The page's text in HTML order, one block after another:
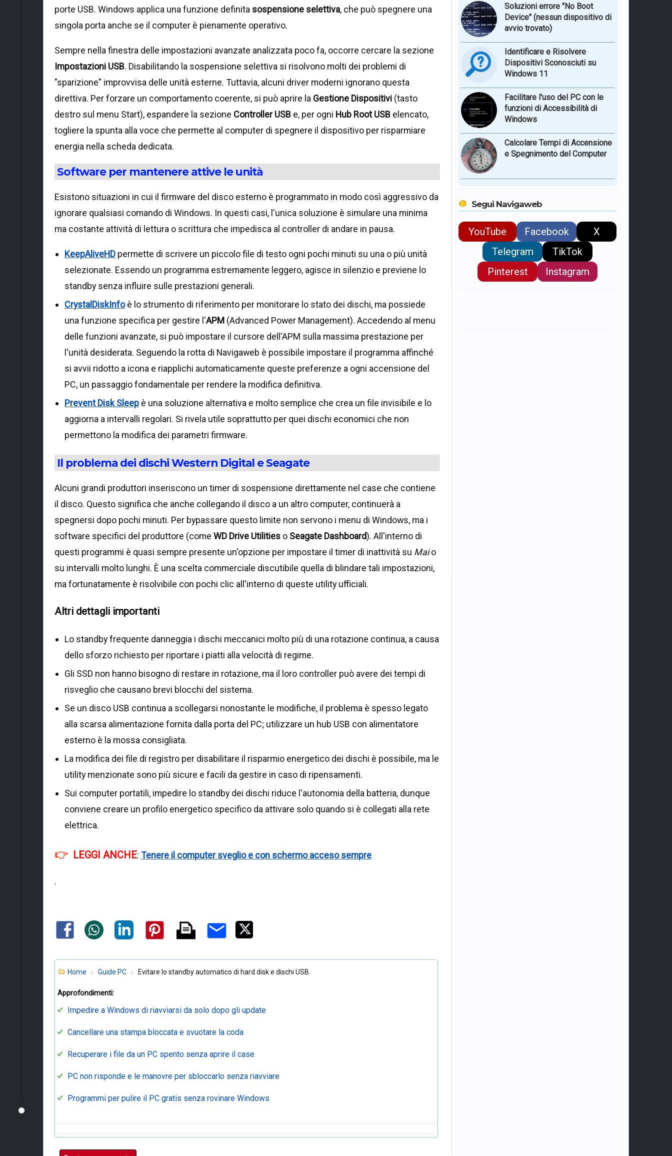
porte USB. Windows applica una funzione definita sospensione selettiva, che può spegnere una
singola porta anche se il computer è pienamente operativo.
Sempre nella finestra delle impostazioni avanzate analizzata poco fa, occorre cercare la sezione
Impostazioni USB. Disabilitando la sospensione selettiva si risolvono molti dei problemi di
"sparizione" improvvisa delle unità esterne. Tuttavia, alcuni driver moderni ignorano questa
direttiva. Per forzare un comportamento coerente, si può aprire la Gestione Dispositivi (tasto
destro sul menu Start), espandere la sezione Controller USB e, per ogni Hub Root USB elencato,
togliere la spunta alla voce che permette al computer di spegnere il dispositivo per risparmiare
energia nella scheda dedicata.
Software per mantenere attive le unità
Esistono situazioni in cui il firmware del disco esterno è programmato in modo così aggressivo da
ignorare qualsiasi comando di Windows. In questi casi, l'unica soluzione è simulare una minima
ma costante attività di lettura o scrittura che impedisca al controller di andare in pausa.
KeepAliveHD permette di scrivere un piccolo file di testo ogni pochi minuti su una o più unità
selezionate. Essendo un programma estremamente leggero, agisce in silenzio e previene lo
standby senza influire sulle prestazioni generali.
CrystalDiskInfoè lo strumento di riferimento per monitorare lo stato dei dischi, ma possiede
una funzione specifica per gestire l'APM (Advanced Power Management). Accedendo al menu
delle funzioni avanzate, si può impostare il cursore dell'APM sulla massima prestazione per
l'unità desiderata. Seguendo la rotta di Navigaweb è possibile impostare il programma affinché
si avvii ridotto a icona e riapplichi automaticamente queste preferenze a ogni accensione del
PC, un passaggio fondamentale per rendere la modifica definitiva.
Prevent Disk Sleep è una soluzione alternativa e molto semplice che crea un file invisibile e lo
aggiorna a intervalli regolari. Si rivela utile soprattutto per quei dischi economici che non
permettono la modifica dei parametri firmware.
Il problema dei dischi Western Digital e Seagate
Alcuni grandi produttori inseriscono un timer di sospensione direttamente nel case che contiene
il disco. Questo significa che anche collegando il disco a un altro computer, continuerà a
spegnersi dopo pochi minuti. Per bypassare questo limite non servono i menu di Windows, ma i
software specifici del produttore (come WD Drive Utilities o Seagate Dashboard). All'interno di
questi programmi è quasi sempre presente un'opzione per impostare il timer di inattività su Maio
su intervalli molto lunghi. È una scelta commerciale discutibile quella di blindare tali impostazioni,
ma fortunatamente è risolvibile con pochi clic all'interno di queste utility ufficiali.
Altri dettagli importanti
Lo standby frequente danneggia i dischi meccanici molto più di una rotazione continua, a causa
dello sforzo richiesto per riportare i piatti alla velocità di regime.
Gli SSD non hanno bisogno di restare in rotazione, ma il loro controller può avere dei tempi di
risveglio che causano brevi blocchi del sistema.
Se un disco USB continua a scollegarsi nonostante le modifiche, il problema è spesso legato
alla scarsa alimentazione fornita dalla porta del PC; utilizzare un hub USB con alimentatore
esterno è la mossa consigliata.
La modifica dei file di registro per disabilitare il risparmio energetico dei dischi è possibile, ma le
utility menzionate sono più sicure e facili da gestire in caso di ripensamenti.
Sui computer portatili, impedire lo standby dei dischi riduce l'autonomia della batteria, dunque
conviene creare un profilo energetico specifico da attivare solo quando si è collegati alla rete
elettrica.
LEGGI ANCHE: Tenere il computer sveglio e con schermo acceso sempre
.
Home Guide PC Evitare lo standby automatico di hard disk e dischi USB
Approfondimenti:
Impedire a Windows di riavviarsi da solo dopo gli update
Cancellare una stampa bloccata e svuotare la coda
Recuperare i file da un PC spento senza aprire il case
PC non risponde e le manovre per sbloccarlo senza riavviare
Programmi per pulire il PC gratis senza rovinare Windows
Soluzioni errore "No Boot
Device" (nessun dispositivo di
avvio trovato)
Identificare e Risolvere
Dispositivi Sconosciuti su
Windows 11
Facilitare l'uso del PC con le
funzioni di Accessibilità di
Windows
Calcolare Tempi di Accensione
e Spegnimento del Computer
Segui Navigaweb
YouTube Facebook
X
Telegram
TikTok
Pinterest
Instagram